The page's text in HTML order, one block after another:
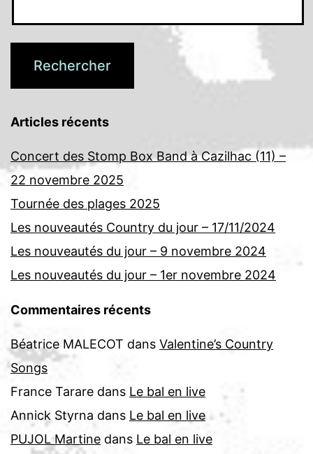
Articles récents
Concert des Stomp Box Band à Cazilhac (11) –
22 novembre 2025
Tournée des plages 2025
Les nouveautés Country du jour – 17/11/2024
Les nouveautés du jour – 9 novembre 2024
Les nouveautés du jour – 1er novembre 2024
Commentaires récents
Béatrice MALECOT dans Valentine’s Country
Songs
France Tarare dans Le bal en live
Annick Styrna dans Le bal en live
PUJOL Martine dans Le bal en live